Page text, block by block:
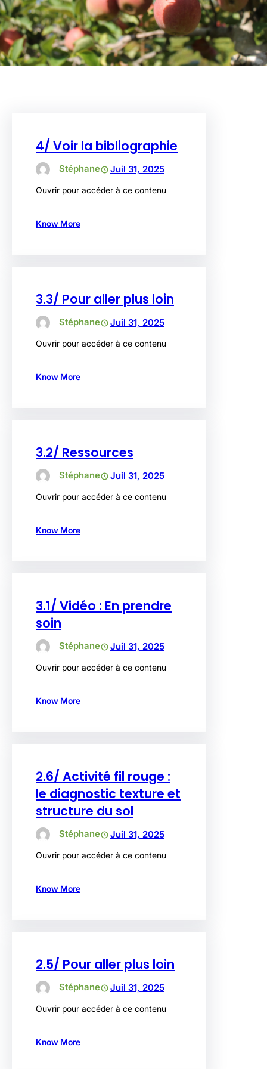
4/ Voir la bibliographie
Stéphane Juil 31, 2025
Ouvrir pour accéder à ce contenu
Know More
3.3/ Pour aller plus loin
Stéphane Juil 31, 2025
Ouvrir pour accéder à ce contenu
Know More
3.2/ Ressources
Stéphane Juil 31, 2025
Ouvrir pour accéder à ce contenu
Know More
3.1/ Vidéo : En prendre
soin
Stéphane Juil 31, 2025
Ouvrir pour accéder à ce contenu
Know More
2.6/ Activité fil rouge :
le diagnostic texture et
structure du sol
Stéphane Juil 31, 2025
Ouvrir pour accéder à ce contenu
Know More
2.5/ Pour aller plus loin
Stéphane Juil 31, 2025
Ouvrir pour accéder à ce contenu
Know More